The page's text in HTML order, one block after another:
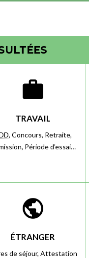
work
TRAVAIL
, Concours, Retraite,
Période d'essai…
public
ÉTRANGER
de séjour, Attestation